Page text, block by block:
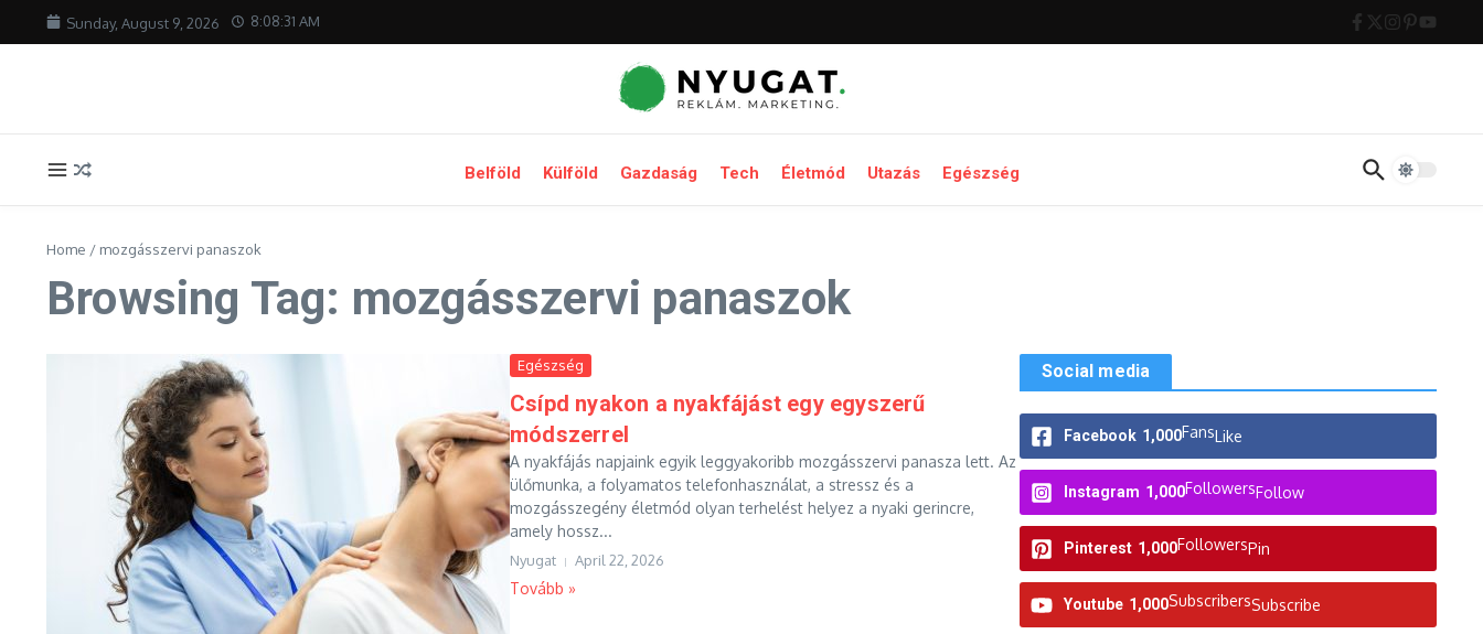
Skip to content
Sunday, August 9, 2026 8:08:31 AM
Belföld Külföld Gazdaság Tech Életmód Utazás Egészség
Home / mozgásszervi panaszok
Browsing Tag: mozgásszervi panaszok
Egészség
Csípd nyakon a nyakfájást egy egyszerű
módszerrel
A nyakfájás napjaink egyik leggyakoribb mozgásszervi panasza lett. Az
ülőmunka, a folyamatos telefonhasználat, a stressz és a
mozgásszegény életmód olyan terhelést helyez a nyaki gerincre,
amely hossz...
Nyugat April 22, 2026
Tovább »
Social media
Facebook 1,000FansLike
Instagram 1,000FollowersFollow
Pinterest 1,000FollowersPin
Youtube 1,000SubscribersSubscribe